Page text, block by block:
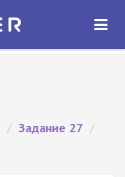
ОТКРЫТЬ
/ Задание 27 /